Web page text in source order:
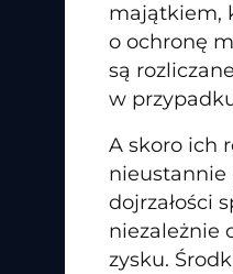
majątkiem,
o ochronę
są
w
A skoro ich
nieustannie
dojrzałości
niezależnie
zysku.